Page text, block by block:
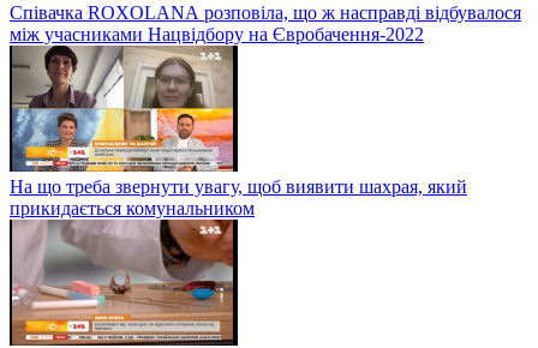
Співачка ROXOLANА розповіла, що ж насправді відбувалося
між учасниками Нацвідбору на Євробачення-2022
На що треба звернути увагу, щоб виявити шахрая, який
прикидається комунальником